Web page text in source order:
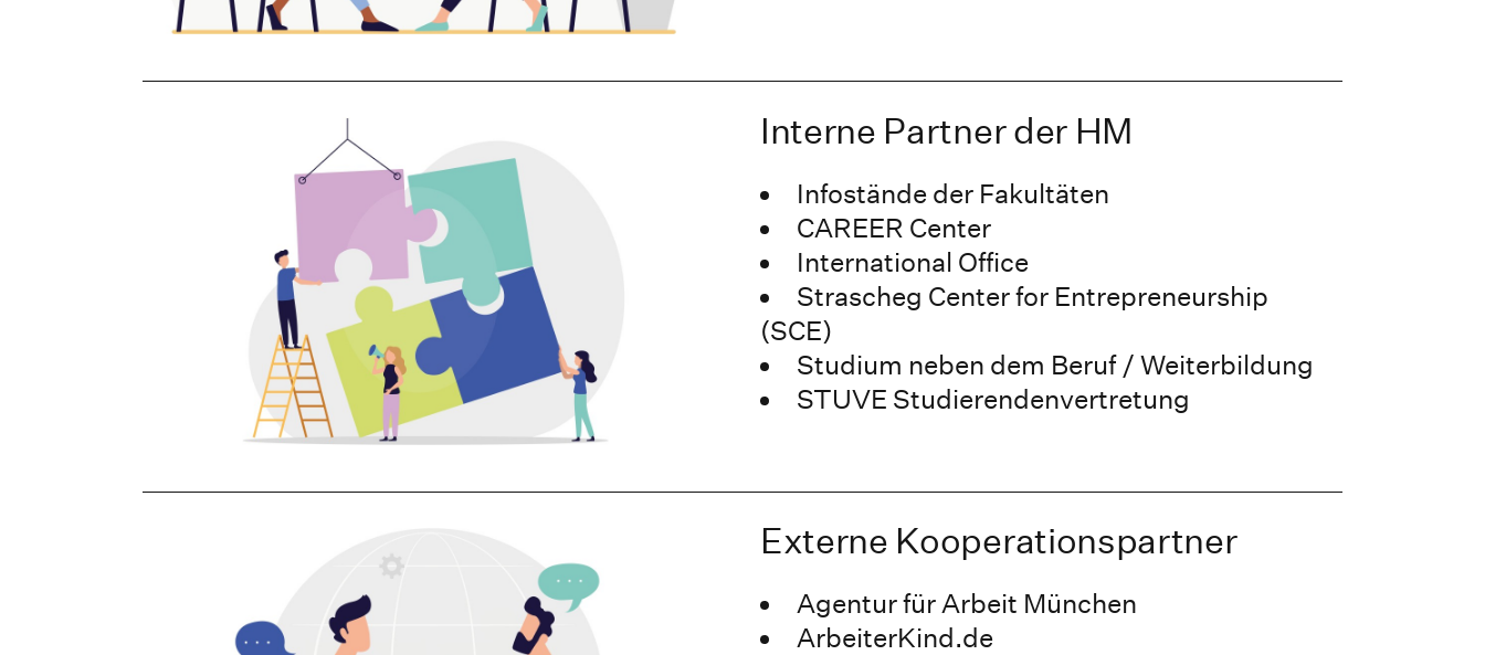
Interne Partner der HM
Infostände der Fakultäten
CAREER Center
International Office
Strascheg Center for Entrepreneurship
(SCE)
Studium neben dem Beruf / Weiterbildung
STUVE Studierendenvertretung
Externe Kooperationspartner
Agentur für Arbeit München
ArbeiterKind.de